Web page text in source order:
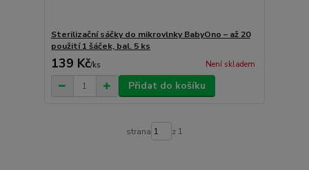
Sterilizační sáčky do mikrovlnky BabyOno – až 20
použití 1 šáček, bal. 5 ks
139 Kč/ks Není skladem
Přidat do košíku
strana z 1